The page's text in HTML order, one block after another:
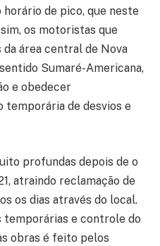
de pico, que neste
os motoristas que
área central de Nova
Sumaré-Americana,
e obedecer
temporária de desvios e
profundas depois de o
atraindo reclamação de
os dias através do local.
temporárias e controle do
obras é feito pelos